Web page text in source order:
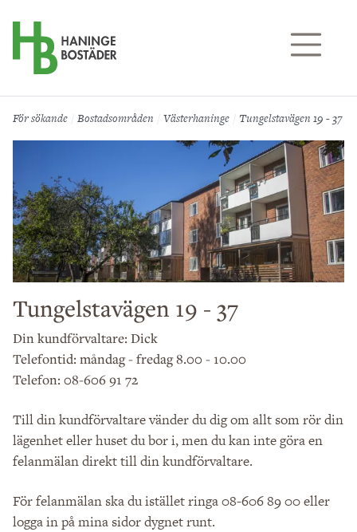
För sökande Bostadsområden Västerhaninge Tungelstavägen 19 - 37
Tungelstavägen 19 - 37
Din kundförvaltare: Dick
Telefontid: måndag - fredag 8.00 - 10.00
Telefon: 08-606 91 72
Till din kundförvaltare vänder du dig om allt som rör din
lägenhet eller huset du bor i, men du kan inte göra en
felanmälan direkt till din kundförvaltare.
För felanmälan ska du istället ringa 08-606 89 00 eller
logga in på mina sidor dygnet runt.